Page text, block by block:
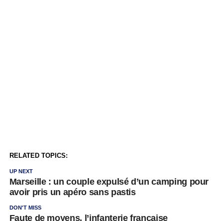
RELATED TOPICS:
UP NEXT
Marseille : un couple expulsé d’un camping pour
avoir pris un apéro sans pastis
DON'T MISS
Faute de moyens, l’infanterie française